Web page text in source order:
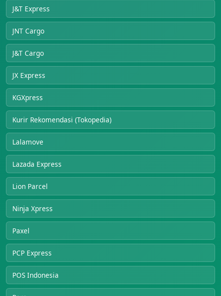
J&T Express
JNT Cargo
J&T Cargo
JX Express
KGXpress
Kurir Rekomendasi (Tokopedia)
Lalamove
Lazada Express
Lion Parcel
Ninja Xpress
Paxel
PCP Express
POS Indonesia